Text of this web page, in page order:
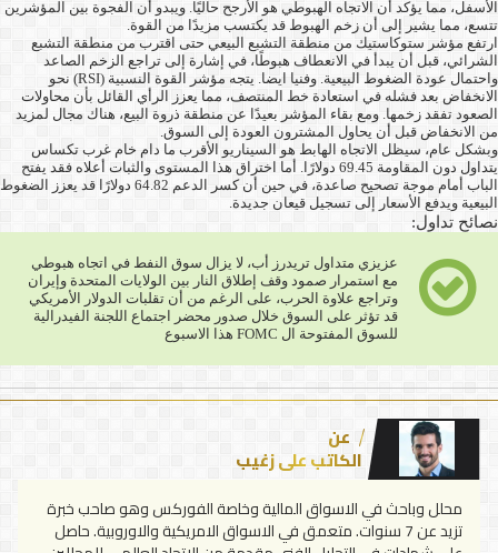
الأسفل، مما يؤكد أن الاتجاه الهبوطي هو الأرجح حاليًا. ويبدو أن الفجوة بين المؤشرين
تتسع، مما يشير إلى أن زخم الهبوط قد يكتسب مزيدًا من القوة.
ارتفع مؤشر ستوكاستيك من منطقة التشبع البيعي حتى اقترب من منطقة التشبع
الشرائي، قبل أن يبدأ في الانعطاف هبوطًا، في إشارة إلى تراجع الزخم الصاعد
واحتمال عودة الضغوط البيعية. وفنيا ايضا. يتجه مؤشر القوة النسبية (RSI) نحو
الانخفاض بعد فشله في استعادة خط المنتصف، مما يعزز الرأي القائل بأن محاولات
الصعود تفقد زخمها. ومع بقاء المؤشر بعيدًا عن منطقة ذروة البيع، هناك مجال لمزيد
من الانخفاض قبل أن يحاول المشترون العودة إلى السوق.
وبشكل عام، سيظل الاتجاه الهابط هو السيناريو الأقرب ما دام خام غرب تكساس
يتداول دون المقاومة 69.45 دولارًا. أما اختراق هذا المستوى والثبات أعلاه فقد يفتح
الباب أمام موجة تصحيح صاعدة، في حين أن كسر الدعم 64.82 دولارًا قد يعزز الضغوط
البيعية ويدفع الأسعار إلى تسجيل قيعان جديدة.
نصائح تداول:
عزيزي متداول تريدرز أب، لا يزال سوق النفط في اتجاه هبوطي
مع استمرار صمود وقف إطلاق النار بين الولايات المتحدة وإيران
وتراجع علاوة الحرب، على الرغم من أن تقلبات الدولار الأمريكي
قد تؤثر على السوق خلال صدور محضر اجتماع اللجنة الفيدرالية
للسوق المفتوحة ال FOMC هذا الاسبوع
عن
الكاتب علي زغيب
محلل وباحث في الاسواق المالية وخاصة الفوركس وهو صاحب خبرة
تزيد عن 7 سنوات. متعمق في الاسواق الامريكية والاوروبية. حاصل